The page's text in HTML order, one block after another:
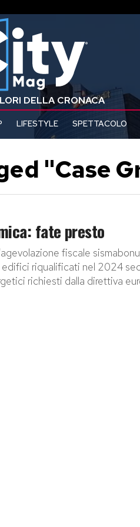
DELLA CRONACA
LIFESTYLE SPETTACOLO
"Case
fate presto
fiscale
edifici riqualificati nel 2024
richiesti dalla direttiva